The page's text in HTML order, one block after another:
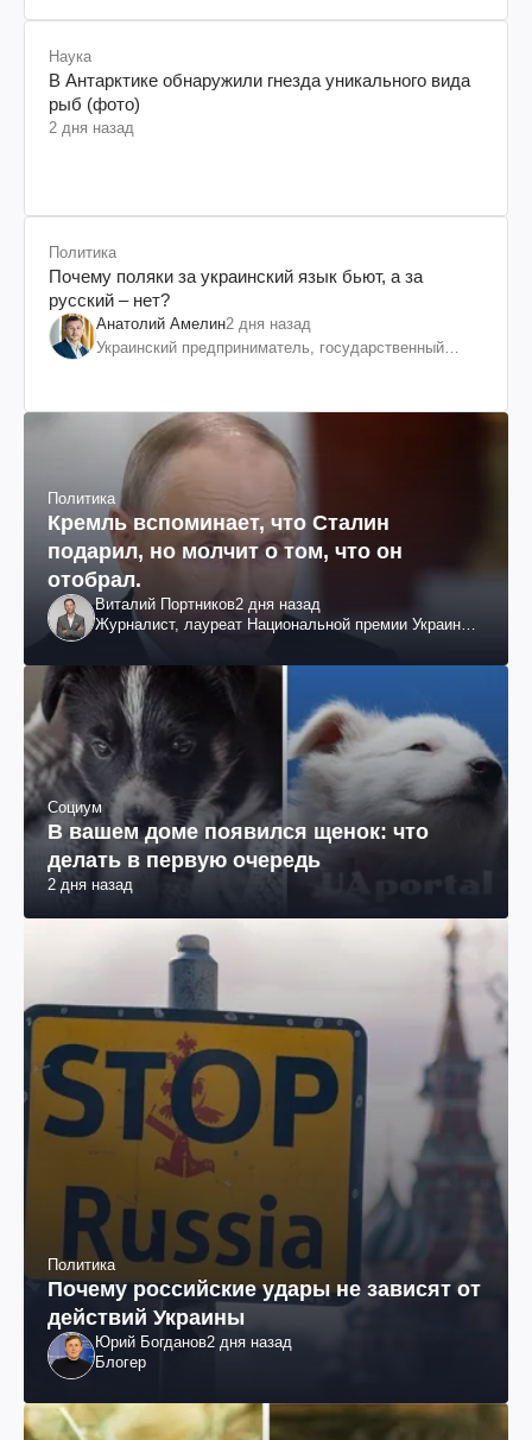
Наука
В Антарктике обнаружили гнезда уникального вида
рыб (фото)
2 дня назад
Политика
Почему поляки за украинский язык бьют, а за
русский – нет?
Анатолий Амелин2 дня назад
Украинский предприниматель, государственный
Политика
Кремль вспоминает, что Сталин
подарил, но молчит о том, что он
отобрал.
Виталий Портников2 дня назад
Журналист, лауреат Национальной премии Украины
Социум
В вашем доме появился щенок: что
делать в первую очередь
2 дня назад
Политика
Почему российские удары не зависят от
действий Украины
Юрий Богданов2 дня назад
Блогер